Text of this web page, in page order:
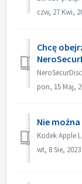
czw, 27 Kwi,
Chcę
pon, 15 Maj,
Nie
wt, 8 Sie,